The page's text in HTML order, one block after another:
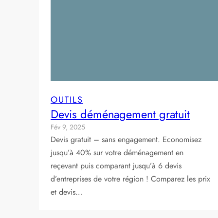
OUTILS
Devis déménagement gratuit
Fév 9, 2025
Devis gratuit – sans engagement. Economisez
jusqu’à 40% sur votre déménagement en
reçevant puis comparant jusqu’à 6 devis
d’entreprises de votre région ! Comparez les prix
et devis…